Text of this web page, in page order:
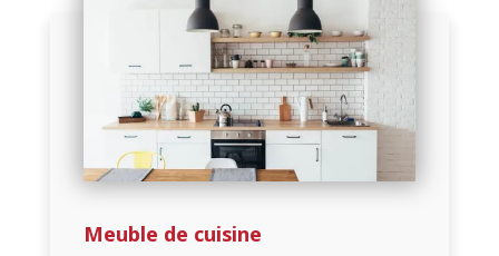
Meuble de cuisine